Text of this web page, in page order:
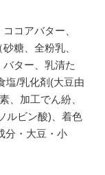
コアバター、
糖、全粉乳、
ター、乳清た
塩/乳化剤(大豆由
、加工でん紛、
ルビン酸)、着色
分・大豆・小